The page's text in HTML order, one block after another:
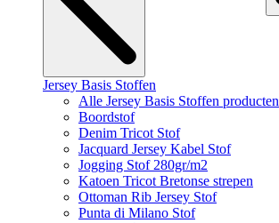
Jersey Basis Stoffen
Alle Jersey Basis Stoffen producten
Boordstof
Denim Tricot Stof
Jacquard Jersey Kabel Stof
Jogging Stof 280gr/m2
Katoen Tricot Bretonse strepen
Ottoman Rib Jersey Stof
Punta di Milano Stof